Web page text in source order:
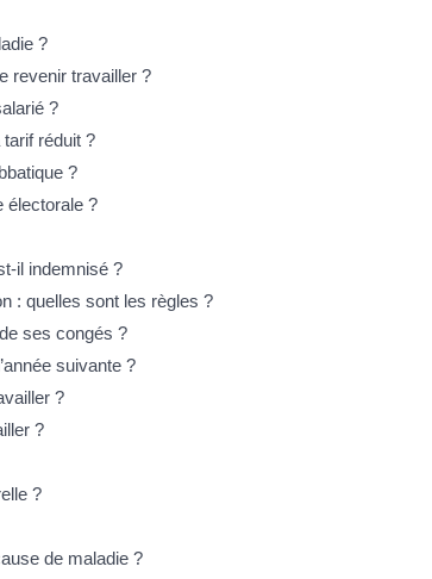
?
revenir travailler ?
?
réduit ?
?
électorale ?
il indemnisé ?
: quelles sont les règles ?
ses congés ?
suivante ?
?
?
?
de maladie ?